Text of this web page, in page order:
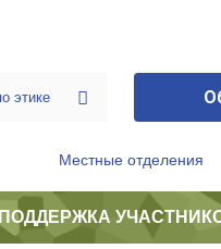
Местные отделения
ПОДДЕРЖКА